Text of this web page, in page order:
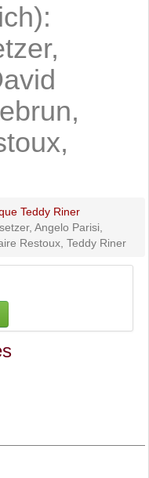
Teddy Riner
Angelo Parisi,
Restoux, Teddy Riner